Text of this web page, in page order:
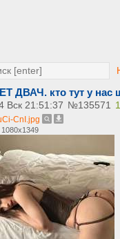
ДВАЧ. кто тут у нас
Вск 21:51:37 №135571 1
CnI.jpg